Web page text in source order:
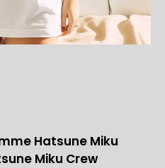
Hatsune Miku
Miku Crew